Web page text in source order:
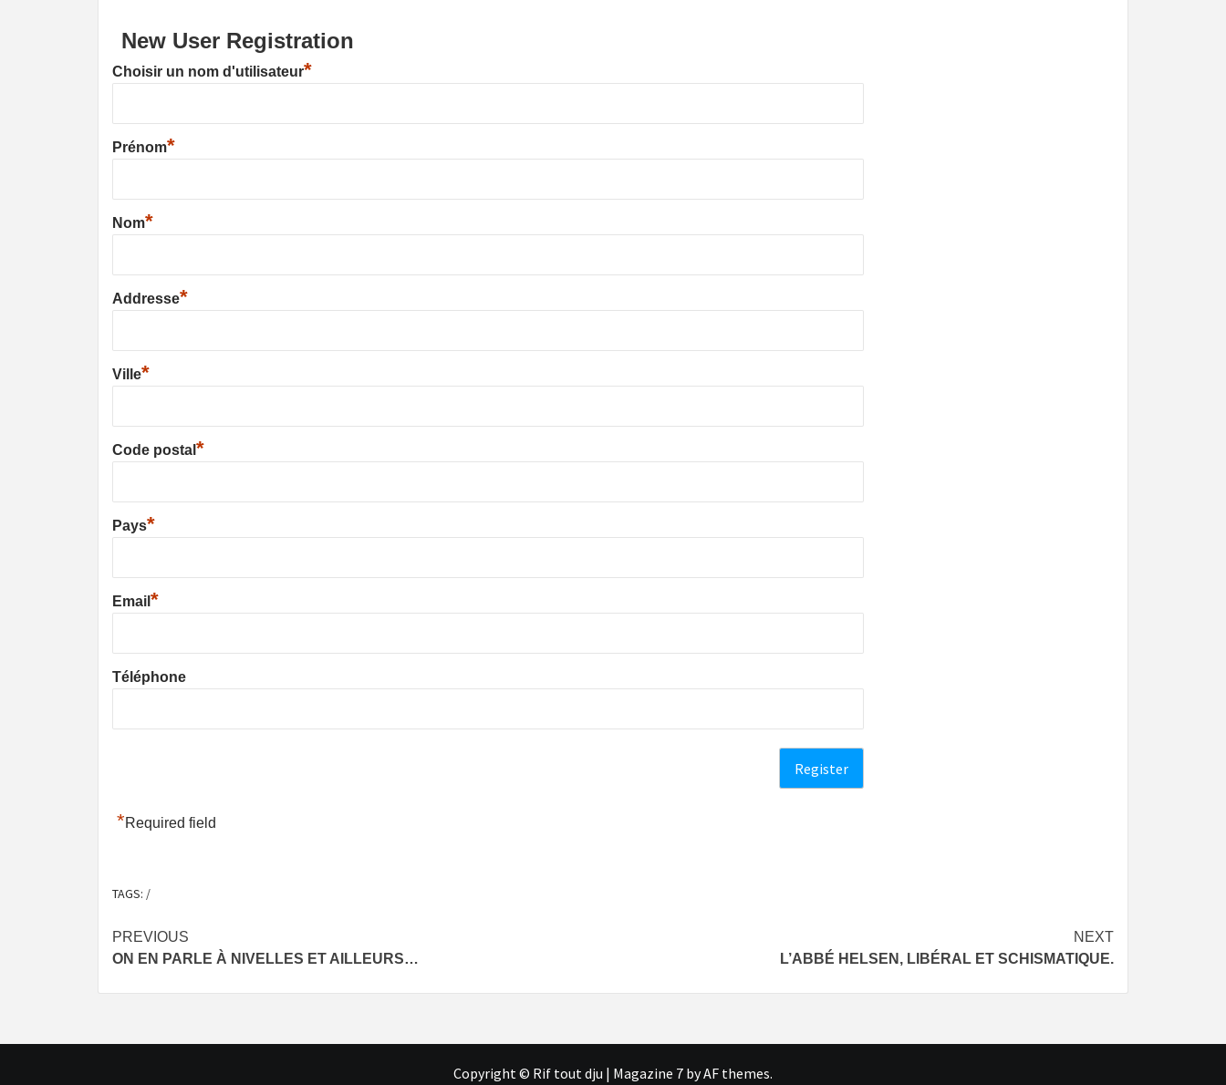
New User Registration
Choisir un nom d'utilisateur*
Prénom*
Nom*
Addresse*
Ville*
Code postal *
Pays*
Email *
Téléphone
*Required field
TAGS: /
Post
navigation
PREVIOUS
ON EN PARLE À NIVELLES ET AILLEURS…
NEXT
L’ABBÉ HELSEN, LIBÉRAL ET SCHISMATIQUE.
Copyright © Rif tout dju | Magazine 7 by AF themes.